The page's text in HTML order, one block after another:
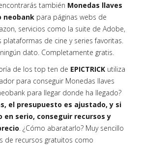
también Monedas llaves
neobank para páginas webs de
servicios como la suite de Adobe,
plataformas de cine y series favoritas.
dato. Completamente gratis.
de los top ten de EPICTRICK utiliza
para conseguir Monedas llaves
para llegar donde ha llegado?
el presupuesto es ajustado, y si
serio, conseguir recursos y
. ¿Cómo abaratarlo? Muy sencillo
de recursos gratuitos como